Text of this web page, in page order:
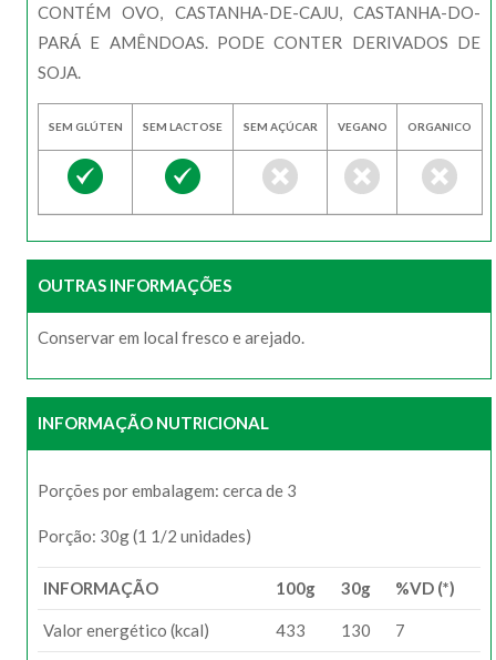
CONTÉM OVO, CASTANHA-DE-CAJU, CASTANHA-DO-
PARÁ E AMÊNDOAS. PODE CONTER DERIVADOS DE
SOJA.
SEM GLÚTEN SEM LACTOSE SEM AÇÚCAR VEGANO ORGANICO
OUTRAS INFORMAÇÕES
Conservar em local fresco e arejado.
INFORMAÇÃO NUTRICIONAL
Porções por embalagem: cerca de 3
Porção: 30g (1 1/2 unidades)
INFORMAÇÃO 100g 30g %VD (*)
Valor energético (kcal) 433 130 7